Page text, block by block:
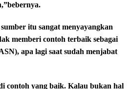
bebernya.
itu sangat menyayangkan
memberi contoh terbaik sebagai
apa lagi saat sudah menjabat
contoh yang baik. Kalau bukan hal